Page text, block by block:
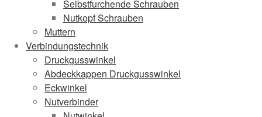
Selbstfurchende Schrauben
Nutkopf Schrauben
Muttern
Verbindungstechnik
Druckgusswinkel
Abdeckkappen Druckgusswinkel
Eckwinkel
Nutverbinder